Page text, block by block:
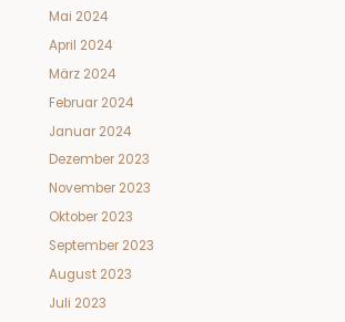
Mai 2024
April 2024
März 2024
Februar 2024
Januar 2024
Dezember 2023
November 2023
Oktober 2023
September 2023
August 2023
Juli 2023